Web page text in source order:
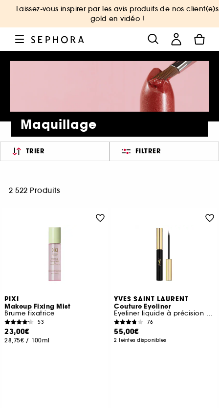
Laissez-vous inspirer par les avis produits de nos client(e)s
gold en vidéo !
Maquillage
TRIER FILTRER
2 522 Produits
PIXI
Makeup Fixing Mist
Brume fixatrice
53
23,00€
28,75€ / 100ml
YVES SAINT LAURENT
Couture Eyeliner
Eyeliner liquide à précision extrême
76
55,00€
2 teintes disponibles